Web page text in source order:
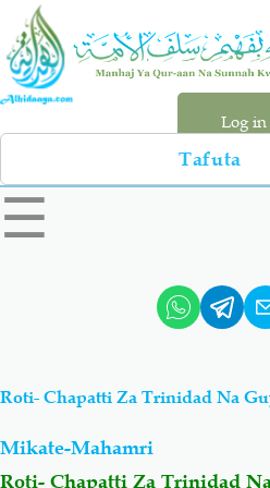
Skip
main
content
Log in
Search
left
sidebar
☰
Aqiydah
Shirki & Kufru
Roti- Chapatti Za Trinidad Na
Mikate-Mahamri
Roti- Chapatti Za Trinidad